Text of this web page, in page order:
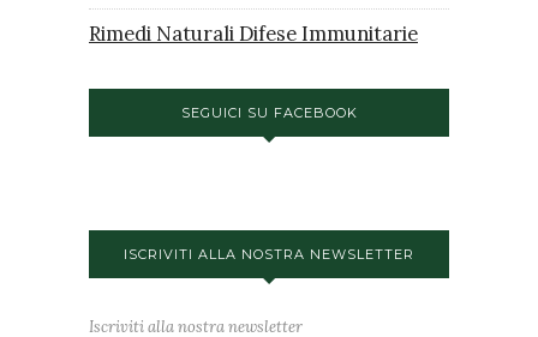
Rimedi Naturali Difese Immunitarie
SEGUICI SU FACEBOOK
ISCRIVITI ALLA NOSTRA NEWSLETTER
Iscriviti alla nostra newsletter